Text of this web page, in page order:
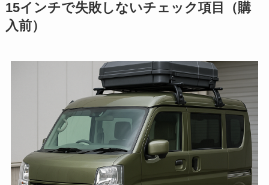
15インチで失敗しないチェック項目（購
入前）